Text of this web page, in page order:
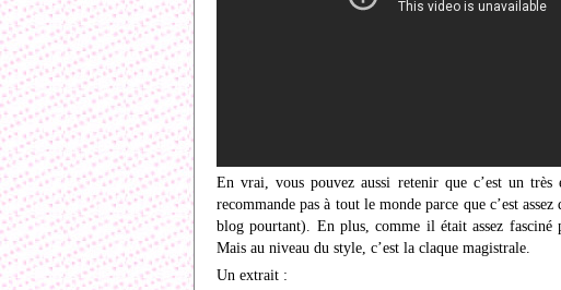
En vrai, vous pouvez aussi retenir que c’est un
recommande pas à tout le monde parce que c’est
blog pourtant). En plus, comme il était assez
Mais au niveau du style, c’est la claque magistrale.
Un extrait :